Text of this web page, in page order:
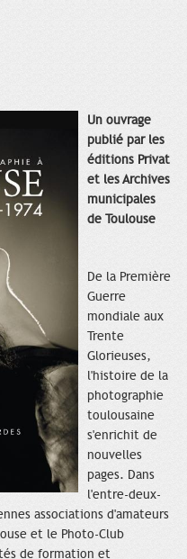
Un ouvrage
publié par les
éditions Privat
et les Archives
municipales
de Toulouse
De la Première
Guerre
mondiale aux
Trente
Glorieuses,
l'histoire de la
photographie
toulousaine
s'enrichit de
nouvelles
pages. Dans
l'entre-deux-
associations d'amateurs
et le Photo-Club
de formation et